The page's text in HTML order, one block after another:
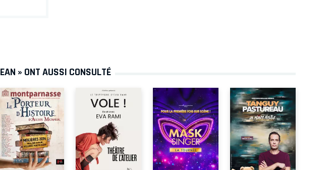
» ONT AUSSI CONSULTÉ